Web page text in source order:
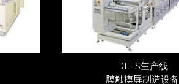
DEES生产线
膜触摸屏制造设备